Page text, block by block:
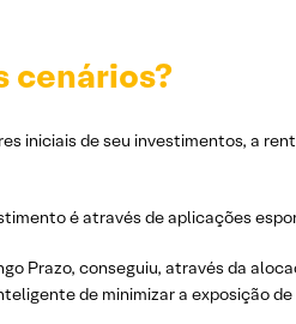
cenários?
iniciais de seu investimentos, a
é através de aplicações
Prazo, conseguiu, através da
de minimizar a exposição de